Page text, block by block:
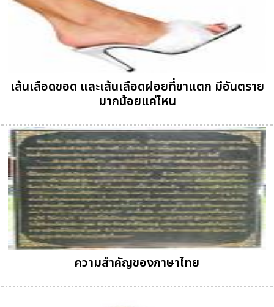
เส้นเลือดขอด และเส้นเลือดฝอยที่ขาแตก มีอันตราย
มากน้อยแค่ไหน
ความสำคัญของภาษาไทย